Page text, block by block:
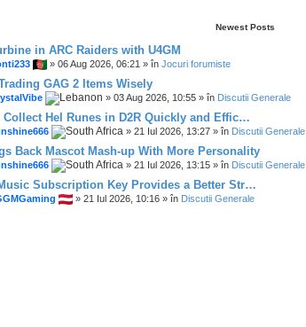
Newest Posts
in ARC Raiders with U4GM
» 06 Aug 2026, 06:21 » în Jocuri forumiste
GAG 2 Items Wisely
» 03 Aug 2026, 10:55 » în Discutii Generale
Collect Hel Runes in D2R Quickly and Effic…
» 21 Iul 2026, 13:27 » în Discutii Generale
Back Mascot Mash-up With More Personality
» 21 Iul 2026, 13:15 » în Discutii Generale
Subscription Key Provides a Better Str…
» 21 Iul 2026, 10:16 » în Discutii Generale